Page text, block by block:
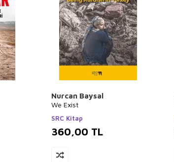
Nurcan Baysal
We Exist
SRC Kitap
360,00 TL